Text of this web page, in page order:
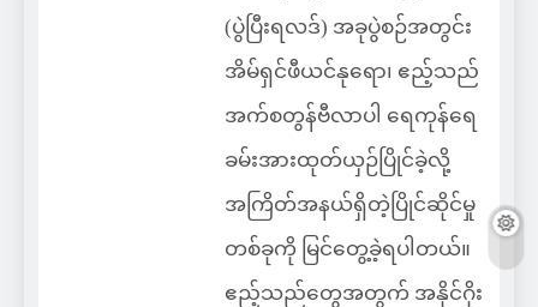
(ပွဲပြီးရလဒ်) အခုပွဲစဉ်အတွင်း
အိမ်ရှင်ဖီယင်နုရော၊ ဧည့်သည်
အက်စတွန်ဗီလာပါ ရေကုန်ရေ
ခမ်းအားထုတ်ယှဉ်ပြိုင်ခဲ့လို့
အကြိတ်အနယ်ရှိတဲ့ပြိုင်ဆိုင်မှု
တစ်ခုကို မြင်တွေ့ခဲ့ရပါတယ်။
ဧည့်သည်တွေအတွက် အနိုင်ဂိုး